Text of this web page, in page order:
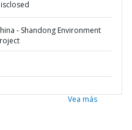
- Shandong Environment
Vea más